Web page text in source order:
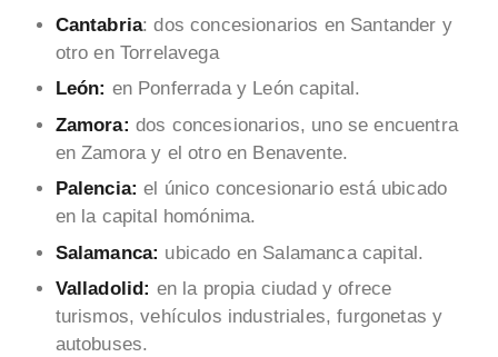
Cantabria: dos concesionarios en Santander y
otro en Torrelavega
León: en Ponferrada y León capital.
Zamora: dos concesionarios, uno se encuentra
en Zamora y el otro en Benavente.
Palencia:el único concesionario está ubicado
en la capital homónima.
Salamanca: ubicado en Salamanca capital.
Valladolid: en la propia ciudad y ofrece
turismos, vehículos industriales, furgonetas y
autobuses.